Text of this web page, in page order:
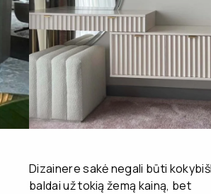
Dizainere sakė negali būti
baldai už tokią žemą kainą, bet